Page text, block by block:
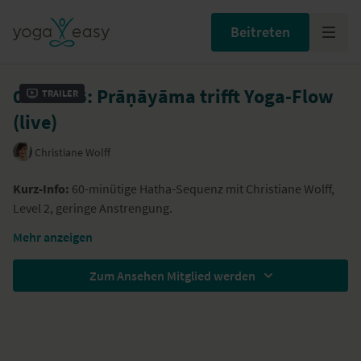
Beitreten
Trailer
04.07.26: Prāṇāyāma trifft Yoga-Flow
(live)
Christiane Wolff
Kurz-Info: 60-minütige Hatha-Sequenz mit Christiane Wolff,
Level 2, geringe Anstrengung.
Videobeschreibung
Beginne deinen Samstag mit bewusster Atmung und
fließender Bewegung, um Präsenz, Fokus und Leichtigkeit
Mehr anzeigen
Zum Ansehen Mitglied werden